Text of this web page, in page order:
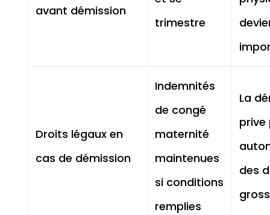
avant démission
trimestre
Droits légaux en
cas de démission
Indemnités
de congé
maternité
maintenues
si conditions
remplies
La
prive
des